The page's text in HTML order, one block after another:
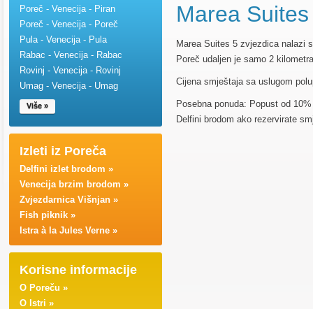
Poreč - Venecija - Piran
Poreč - Venecija - Poreč
Pula - Venecija - Pula
Rabac - Venecija - Rabac
Rovinj - Venecija - Rovinj
Umag - Venecija - Umag
Više »
Izleti iz Poreča
Delfini izlet brodom »
Venecija brzim brodom »
Zvjezdarnica Višnjan »
Fish piknik »
Istra à la Jules Verne »
Korisne informacije
O Poreču »
O Istri »
Marea
Marea Suites 5 zvjezdica nalazi
Poreč udaljen je samo 2
Cijena smještaja sa uslugom
Posebna ponuda: Popust od
Delfini brodom ako rezervirate